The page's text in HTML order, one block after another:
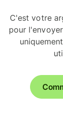
C'est votre
pour